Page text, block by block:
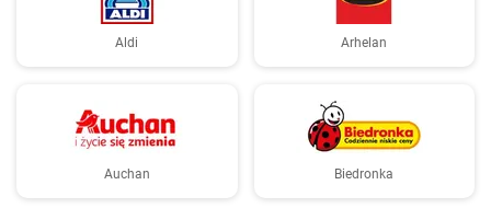
Aldi Arhelan
Auchan Biedronka